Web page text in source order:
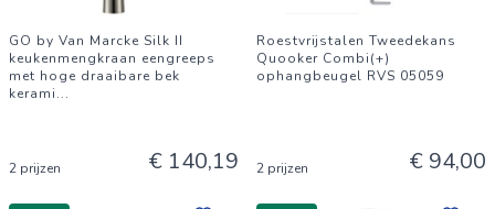
GO by Van Marcke Silk II
keukenmengkraan eengreeps
met hoge draaibare bek
kerami...
2 prijzen € 140,19
Roestvrijstalen Tweedekans
Quooker Combi(+)
ophangbeugel RVS 05059
2 prijzen € 94,00